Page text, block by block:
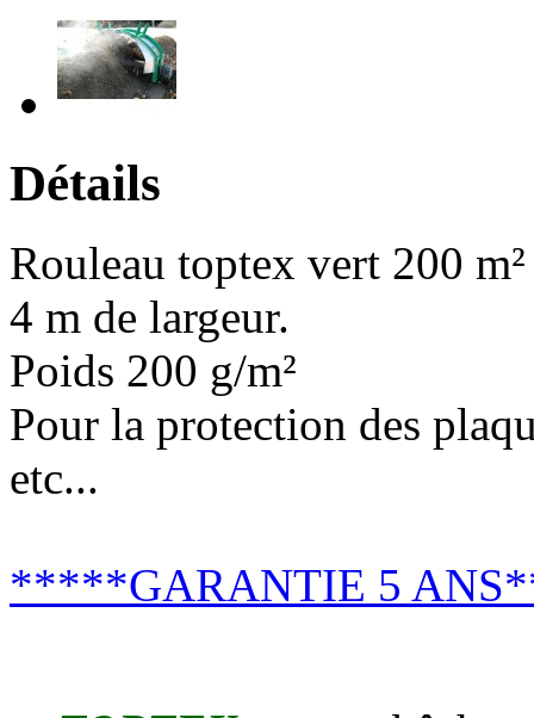
Détails
Rouleau toptex vert 200 m²
4 m de largeur.
Poids 200 g/m²
Pour la protection des
etc...
*****GARANTIE 5